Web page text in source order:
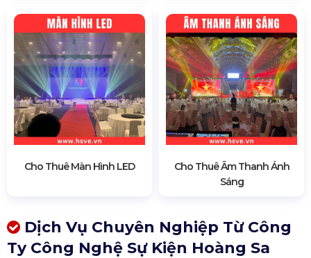
Cho Thuê Màn Hình LED
Cho Thuê Âm Thanh Ánh
Sáng
Dịch Vụ Chuyên Nghiệp Từ Công
Ty Công Nghệ Sự Kiện Hoàng Sa